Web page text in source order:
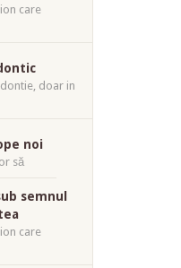
care
doar in
noi
să
semnul
care